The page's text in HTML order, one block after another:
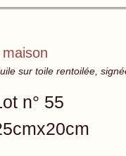
sur toile rentoilée,
n° 55